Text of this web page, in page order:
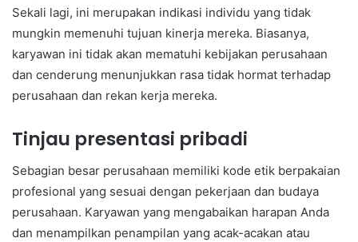
Sekali lagi, ini merupakan indikasi individu yang tidak
mungkin memenuhi tujuan kinerja mereka. Biasanya,
karyawan ini tidak akan mematuhi kebijakan perusahaan
dan cenderung menunjukkan rasa tidak hormat terhadap
perusahaan dan rekan kerja mereka.
Tinjau presentasi pribadi
Sebagian besar perusahaan memiliki kode etik berpakaian
profesional yang sesuai dengan pekerjaan dan budaya
perusahaan. Karyawan yang mengabaikan harapan Anda
dan menampilkan penampilan yang acak-acakan atau